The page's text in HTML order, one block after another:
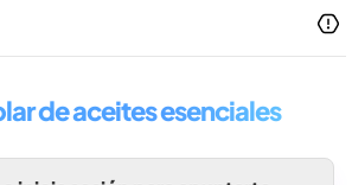
de aceites esenciales